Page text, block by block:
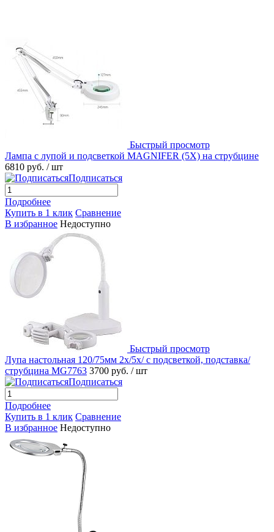
Быстрый просмотр
Лампа с лупой и подсветкой MAGNIFER (5X) на струбцине
6810 руб. / шт
Подписаться
Подробнее
Купить в 1 клик Сравнение
В избранное Недоступно
Быстрый просмотр
Лупа настольная 120/75мм 2x/5x/ с подсветкой, подставка/
струбцина MG7763 3700 руб. / шт
Подписаться
Подробнее
Купить в 1 клик Сравнение
В избранное Недоступно